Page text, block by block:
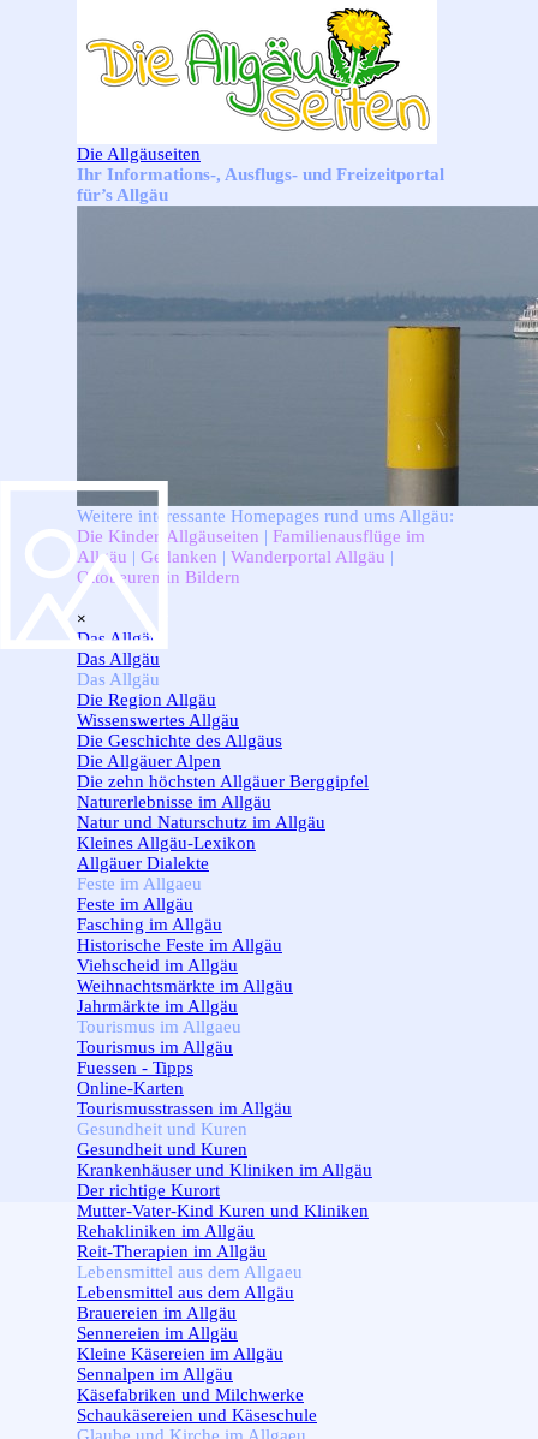
Die Allgäuseiten
Ihr Informations-, Ausflugs- und Freizeitportal
für’s Allgäu
Weitere interessante Homepages rund ums Allgäu:
Die Kinder-Allgäuseiten | Familienausflüge im
Allgäu | Gedanken | Wanderportal Allgäu |
Ottobeuren in Bildern
×
Das Allgäu
Das Allgäu
Das Allgäu
Die Region Allgäu
Wissenswertes Allgäu
Die Geschichte des Allgäus
Die Allgäuer Alpen
Die zehn höchsten Allgäuer Berggipfel
Naturerlebnisse im Allgäu
Natur und Naturschutz im Allgäu
Kleines Allgäu-Lexikon
Allgäuer Dialekte
Feste im Allgaeu
Feste im Allgäu
Fasching im Allgäu
Historische Feste im Allgäu
Viehscheid im Allgäu
Weihnachtsmärkte im Allgäu
Jahrmärkte im Allgäu
Tourismus im Allgaeu
Tourismus im Allgäu
Fuessen - Tipps
Online-Karten
Tourismusstrassen im Allgäu
Gesundheit und Kuren
Gesundheit und Kuren
Krankenhäuser und Kliniken im Allgäu
Der richtige Kurort
Mutter-Vater-Kind Kuren und Kliniken
Rehakliniken im Allgäu
Reit-Therapien im Allgäu
Lebensmittel aus dem Allgaeu
Lebensmittel aus dem Allgäu
Brauereien im Allgäu
Sennereien im Allgäu
Kleine Käsereien im Allgäu
Sennalpen im Allgäu
Käsefabriken und Milchwerke
Schaukäsereien und Käseschule